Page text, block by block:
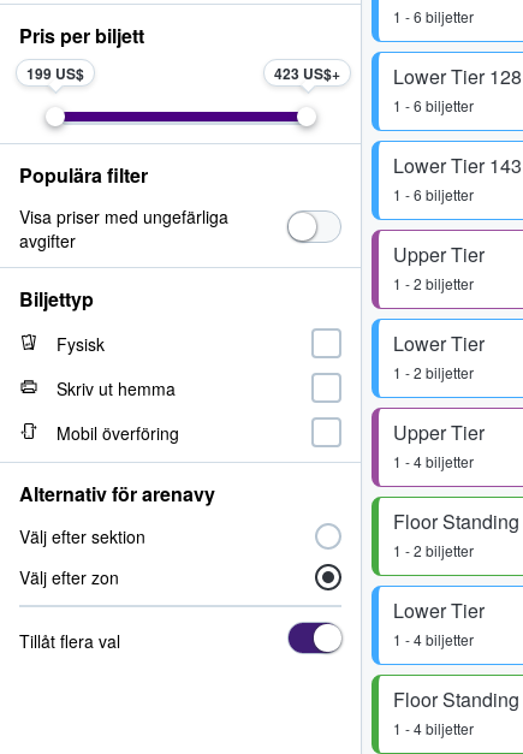
1 - 6 biljetter
Lower Tier 128
1 - 6 biljetter
Lower Tier 143
1 - 6 biljetter
Upper Tier
1 - 2 biljetter
Lower Tier
1 - 2 biljetter
Upper Tier
1 - 4 biljetter
Floor Standing
1 - 2 biljetter
Lower Tier
1 - 4 biljetter
Floor Standing
1 - 4 biljetter
Pris per biljett
199 US$ 423 US$
Populära filter
Visa priser med ungefärliga
avgifter
Biljettyp
Fysisk
Skriv ut hemma
Mobil överföring
Alternativ för arenavy
Välj efter sektion
Välj efter zon
Tillåt flera val